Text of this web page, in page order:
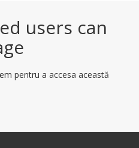
users can
pentru a accesa această